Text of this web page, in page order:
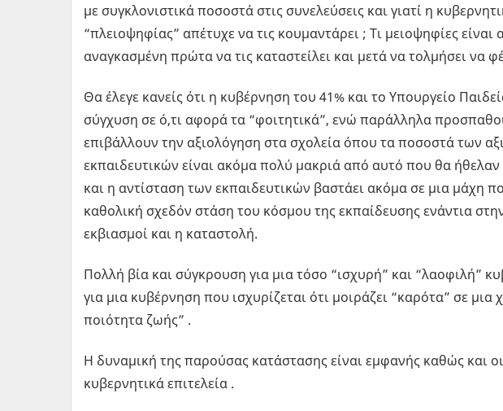
με συγκλονιστικά ποσοστά στις συνελεύσεις και γιατί η
“πλειοψηφίας” απέτυχε να τις κουμαντάρει ; Τι μειοψηφίες
αναγκασμένη πρώτα να τις καταστείλει και μετά να τολμήσει να
Θα έλεγε κανείς ότι η κυβέρνηση του 41% και το Υπουργείο
σύγχυση σε ό,τι αφορά τα “φοιτητικά”, ενώ παράλληλα
επιβάλλουν την αξιολόγηση στα σχολεία όπου τα ποσοστά των
εκπαιδευτικών είναι ακόμα πολύ μακριά από αυτό που θα ήθελαν
και η αντίσταση των εκπαιδευτικών βαστάει ακόμα σε μια μάχη
καθολική σχεδόν στάση του κόσμου της εκπαίδευσης ενάντια
εκβιασμοί και η καταστολή.
Πολλή βία και σύγκρουση για μια τόσο “ισχυρή” και “λαοφιλή”
για μια κυβέρνηση που ισχυρίζεται ότι μοιράζει “καρότα” σε
ποιότητα ζωής” .
Η δυναμική της παρούσας κατάστασης είναι εμφανής καθώς και
κυβερνητικά επιτελεία .